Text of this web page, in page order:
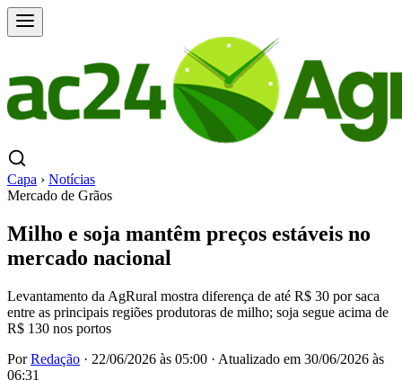
Capa › Notícias
Mercado de Grãos
Milho e soja mantêm preços estáveis no
mercado nacional
Levantamento da AgRural mostra diferença de até R$ 30 por saca
entre as principais regiões produtoras de milho; soja segue acima de
R$ 130 nos portos
PorRedação · 22/06/2026 às 05:00 · Atualizado em 30/06/2026 às
06:31